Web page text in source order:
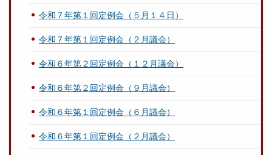
令和７年第１回定例会（５月１４日）
令和７年第１回定例会（２月議会）
令和６年第２回定例会（１２月議会）
令和６年第２回定例会（９月議会）
令和６年第１回定例会（６月議会）
令和６年第１回定例会（２月議会）